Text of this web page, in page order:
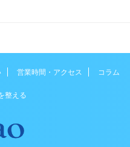
営業時間・アクセス コラム
整える